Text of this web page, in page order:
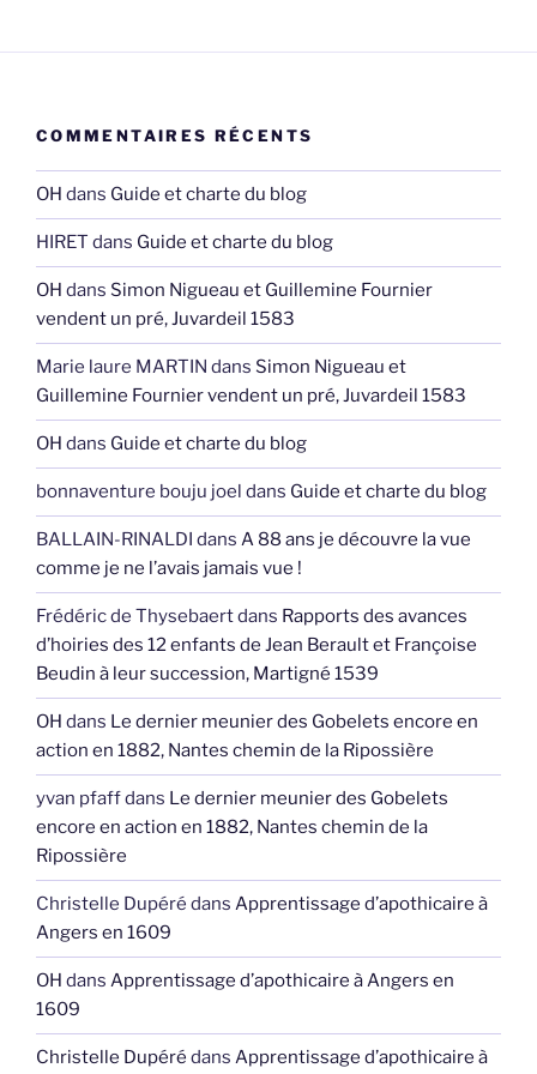
COMMENTAIRES RÉCENTS
OH dans Guide et charte du blog
HIRET dans Guide et charte du blog
OH dans Simon Nigueau et Guillemine Fournier
vendent un pré, Juvardeil 1583
Marie laure MARTIN dans Simon Nigueau et
Guillemine Fournier vendent un pré, Juvardeil 1583
OH dans Guide et charte du blog
bonnaventure bouju joel dans Guide et charte du blog
BALLAIN-RINALDI dans A 88 ans je découvre la vue
comme je ne l’avais jamais vue !
Frédéric de Thysebaertdans Rapports des avances
d’hoiries des 12 enfants de Jean Berault et Françoise
Beudin à leur succession, Martigné 1539
OH dans Le dernier meunier des Gobelets encore en
action en 1882, Nantes chemin de la Ripossière
yvan pfaffdans Le dernier meunier des Gobelets
encore en action en 1882, Nantes chemin de la
Ripossière
Christelle Dupéré dans Apprentissage d’apothicaire à
Angers en 1609
OH dans Apprentissage d’apothicaire à Angers en
1609
Christelle Dupéré dans Apprentissage d’apothicaire à